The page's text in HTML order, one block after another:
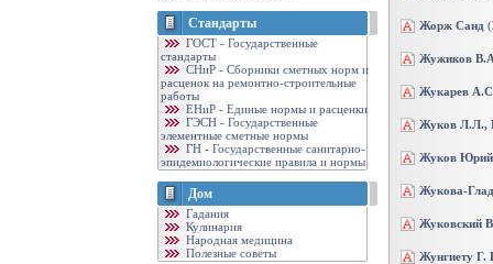
Стандарты
ГОСТ - Государственные
стандарты
CНиР - Сборники сметных норм и
расценок на ремонтно-строительные
работы
ЕНиР - Единые нормы и расценки
ГЭСН - Государственные
элементные сметные нормы
ГН - Государственные санитарно-
эпидемиологические правила и нормы
Дом
Гадания
Кулинария
Народная медицина
Полезные советы
Жорж Санд (
Жужиков
Жукарев
Жуков Л.Л.,
Жуков Юрий
Жукова-
Жуковский
Жунгиету